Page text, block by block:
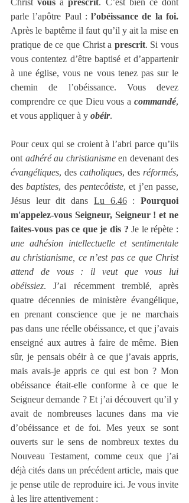
Christ vous a prescrit. C’est bien ce dont
parle l’apôtre Paul : l’obéissance de la foi.
Après le baptême il faut qu’il y ait la mise en
pratique de ce que Christ a prescrit. Si vous
vous contentez d’être baptisé et d’appartenir
à une église, vous ne vous tenez pas sur le
chemin de l’obéissance. Vous devez
comprendre ce que Dieu vous a commandé,
et vous appliquer à y obéir.
Pour ceux qui se croient à l’abri parce qu’ils
ont adhéré au christianisme
évangéliques, des catholiques, des réformés,
des baptistes, des pentecôtiste, et j’en passe,
Jésus leur dit dans Lu 6.46 : Pourquoi
m'appelez-vous Seigneur, Seigneur ! et ne
faites-vous pas ce que je dis ?
une adhésion intellectuelle et sentimentale
au christianisme, ce n’est pas ce que Christ
attend de vous : il veut que vous lui
obéissiez. J’ai récemment tremblé, après
quatre décennies de ministère évangélique,
en prenant conscience que je ne marchais
pas dans une réelle obéissance, et que j’avais
enseigné aux autres à faire de même. Bien
sûr, je pensais obéir à ce que j’avais appris,
mais avais-je appris ce qui est bon ? Mon
obéissance était-elle conforme à ce que le
Seigneur demande ? Et j’ai découvert qu’il y
avait de nombreuses lacunes dans ma vie
d’obéissance et de foi. Mes yeux se sont
ouverts sur le sens de nombreux textes du
Nouveau Testament, comme ceux que j’ai
déjà cités dans un précédent article, mais que
je pense utile de reproduire ici. Je vous invite
à les lire attentivement :